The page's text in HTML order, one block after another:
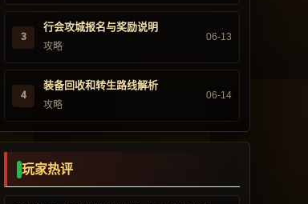
3
行会攻城报名与奖励说明
攻略
06-13
4
装备回收和转生路线解析
攻略
06-14
玩家热评